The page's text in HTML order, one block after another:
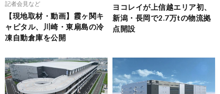
記者会見など
【現地取材・動画】霞ヶ関キ
ャピタル、川崎・東扇島の冷
凍自動倉庫を公開
ヨコレイが上信越エリア初、
新潟・長岡で2.7万tの物流拠
点開設